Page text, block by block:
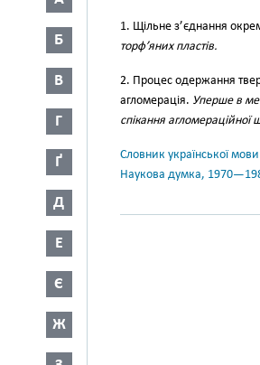
Б
В
Г
Ґ
Д
Е
Є
Ж
1. Щільне з’єднання
торф’яних пластів.
2. Процес одержання
агломерація. Уперше в
спікання
Словник української
Наукова думка,